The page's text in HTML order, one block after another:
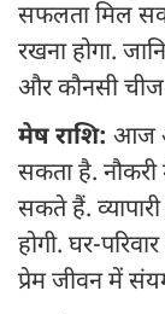
सफलता मिल
रखना होगा.
और कौनसी
मेष राशि: आज
सकता है.
सकते हैं.
होगी. घर-
प्रेम जीवन में